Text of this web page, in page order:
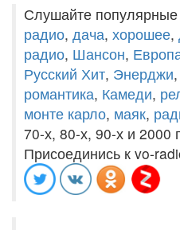
Слушайте популярные
радио, дача, хорошее,
радио, Шансон,
Русский Хит, Энерджи,
романтика, Камеди,
монте карло, маяк,
70-х, 80-х, 90-х и 2000
Присоединись к vo-